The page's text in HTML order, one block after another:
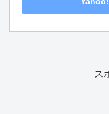
ス